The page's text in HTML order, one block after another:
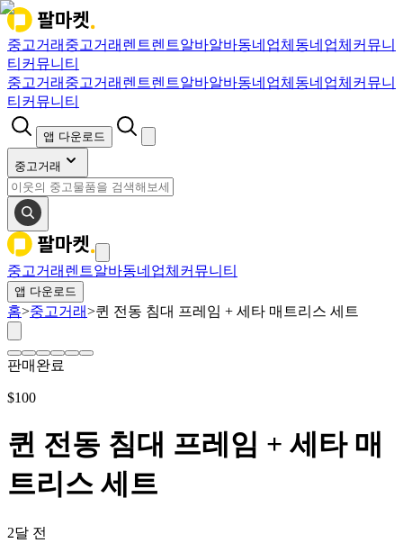
중고거래 중고거래 렌트렌트알바알바동네업체 동네업체 커뮤니
티 커뮤니티
중고거래 중고거래 렌트렌트알바알바동네업체 동네업체 커뮤니
티 커뮤니티
앱 다운로드
중고거래
중고거래 렌트알바동네업체 커뮤니티
앱 다운로드
홈>중고거래>퀸 전동 침대 프레임 + 세타 매트리스 세트
판매완료
$100
퀸 전동 침대 프레임 + 세타 매
트리스 세트
2달 전